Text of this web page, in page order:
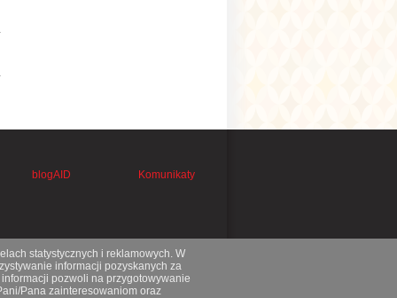
blogAID Komunikaty
statystycznych i reklamowych. W
informacji pozyskanych za
pozwoli na przygotowywanie
Pana zainteresowaniom oraz